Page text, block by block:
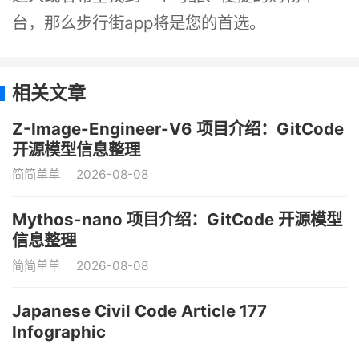
台，那么步行街app将是您的首选。
相关文章
Z-Image-Engineer-V6 项目介绍：GitCode
开源模型信息整理
简简单单 2026-08-08
Mythos-nano 项目介绍：GitCode 开源模型
信息整理
简简单单 2026-08-08
Japanese Civil Code Article 177
Infographic